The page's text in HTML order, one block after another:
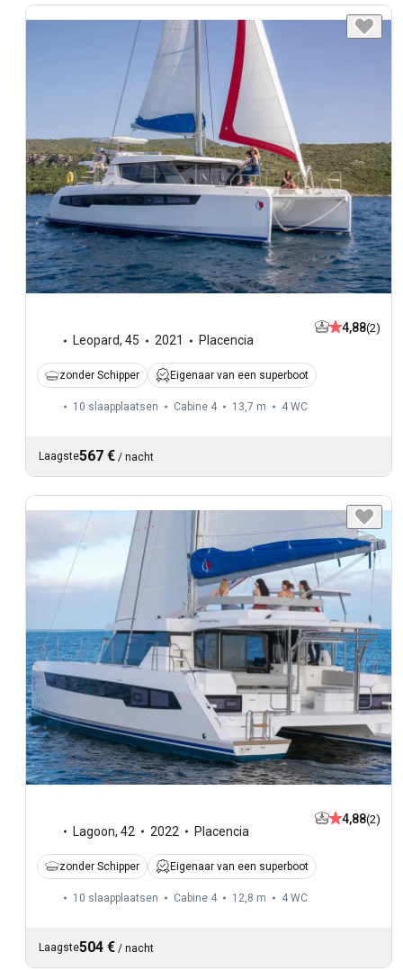
Leopard, 45 2021 Placencia
4,88(2)
zonder Schipper Eigenaar van een superboot
10 slaapplaatsen Cabine 4 13,7 m 4 WC
Laagste567 € / nacht
Lagoon, 42 2022 Placencia
4,88(2)
zonder Schipper Eigenaar van een superboot
10 slaapplaatsen Cabine 4 12,8 m 4 WC
Laagste504 € / nacht